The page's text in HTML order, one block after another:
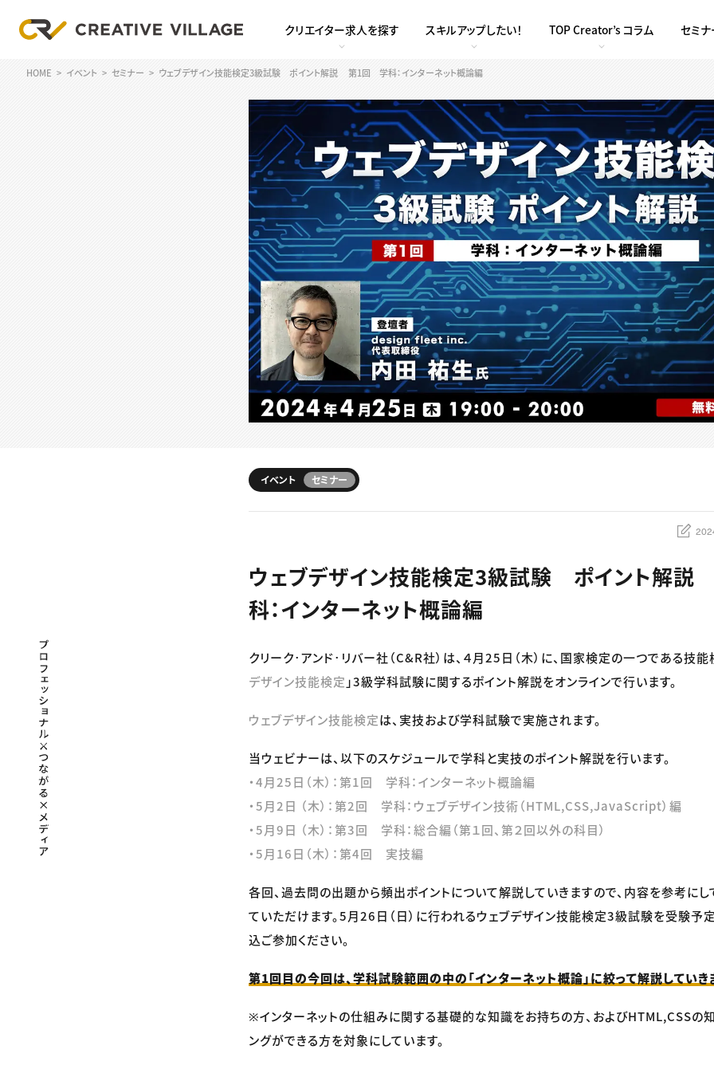
クリエイター求人を探す スキルアップしたい！ TOP Creator’s コラム セミ
HOME イベント セミナー ウェブデザイン技能検定3級試験 ポイント解説 第1回 学科：インターネット概論編
イベント セミナー
ウェブデザイン技能検定3級試験 ポイント解
科：インターネット概論編
クリーク･アンド･リバー社（C&R社）は、４月25日（木）に、国家検定の一つである技
デザイン技能検定 」3級学科試験に関するポイント解説をオンラインで行います。
ウェブデザイン技能検定は、実技および学科試験で実施されます。
当ウェビナーは、以下のスケジュールで学科と実技のポイント解説を行います。
・4月25日（木）：第1回 学科：インターネット概論編
・5月2日 （木）：第2回 学科：ウェブデザイン技術（HTML,CSS,JavaScript）編
・5月9日 （木）：第3回 学科：総合編（第１回、第２回以外の科目）
・5月16日（木）：第4回 実技編
各回、過去問の出題から頻出ポイントについて解説していきますので、内容を参考に
ていただけます。5月26日（日）に行われるウェブデザイン技能検定3級試験を受験予
込ご参加ください。
第1回目の今回は、学科試験範囲の中の「インターネット概論」に絞って解説していき
※インターネットの仕組みに関する基礎的な知識をお持ちの方、およびHTML,CSSの
ングができる方を対象にしています。